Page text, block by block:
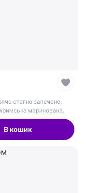
стегно запечене,
маринована.
В кошик